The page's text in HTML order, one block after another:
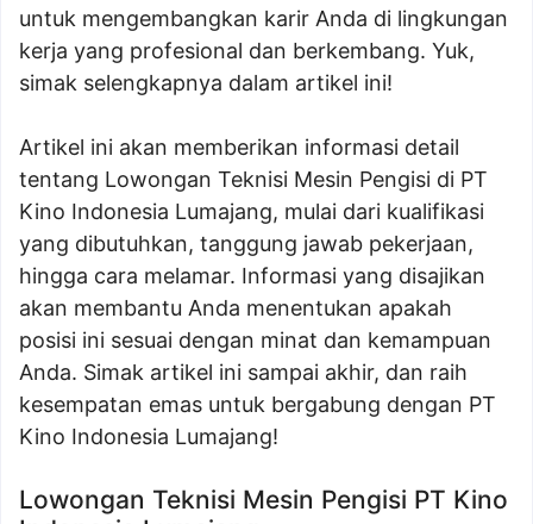
untuk mengembangkan karir Anda di lingkungan
kerja yang profesional dan berkembang. Yuk,
simak selengkapnya dalam artikel ini!
Artikel ini akan memberikan informasi detail
tentang Lowongan Teknisi Mesin Pengisi di PT
Kino Indonesia Lumajang, mulai dari kualifikasi
yang dibutuhkan, tanggung jawab pekerjaan,
hingga cara melamar. Informasi yang disajikan
akan membantu Anda menentukan apakah
posisi ini sesuai dengan minat dan kemampuan
Anda. Simak artikel ini sampai akhir, dan raih
kesempatan emas untuk bergabung dengan PT
Kino Indonesia Lumajang!
Lowongan Teknisi Mesin Pengisi PT Kino